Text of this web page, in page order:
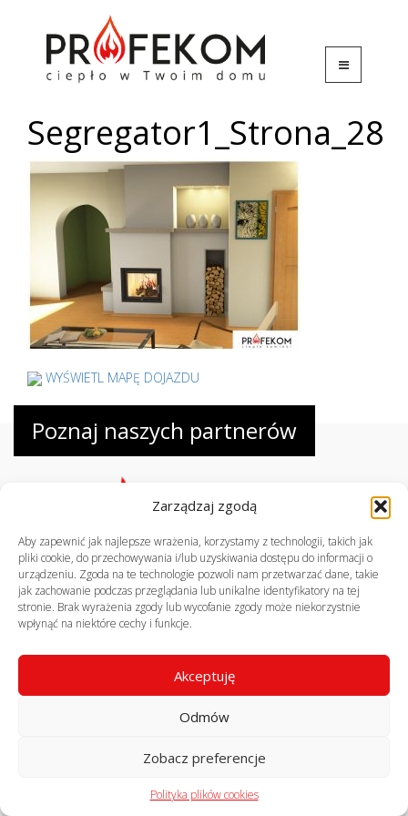
Zarządzaj zgodą
Aby zapewnić jak najlepsze wrażenia, korzystamy z technologii, takich jak
pliki cookie, do przechowywania i/lub uzyskiwania dostępu do informacji o
urządzeniu. Zgoda na te technologie pozwoli nam przetwarzać dane, takie
jak zachowanie podczas przeglądania lub unikalne identyfikatory na tej
stronie. Brak wyrażenia zgody lub wycofanie zgody może niekorzystnie
wpłynąć na niektóre cechy i funkcje.
Akceptuję
Odmów
Zobacz preferencje
Polityka plików cookies
Segregator1_Strona_28
WYŚWIETL MAPĘ DOJAZDU
Poznaj naszych partnerów
© profekom.pl, wszelkie prawa zastrzeżone
realizacja: